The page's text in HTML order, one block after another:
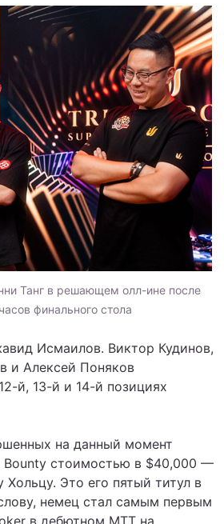
Танг в решающем олл-ине после
финального стола
Исмаилов. Виктор Кудинов,
и Алексей Поняков
й, 13-й и 14-й позициях
на данный момент
стоимостью в $40,000 —
Это его пятый титул в
немец стал самым первым
в дебютном МТТ на